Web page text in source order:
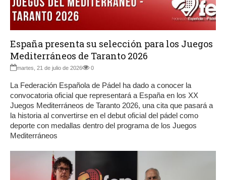
España presenta su selección para los Juegos
Mediterráneos de Taranto 2026
martes, 21 de julio de 2026 0
La Federación Española de Pádel ha dado a conocer la
convocatoria oficial que representará a España en los XX
Juegos Mediterráneos de Taranto 2026, una cita que pasará a
la historia al convertirse en el debut oficial del pádel como
deporte con medallas dentro del programa de los Juegos
Mediterráneos